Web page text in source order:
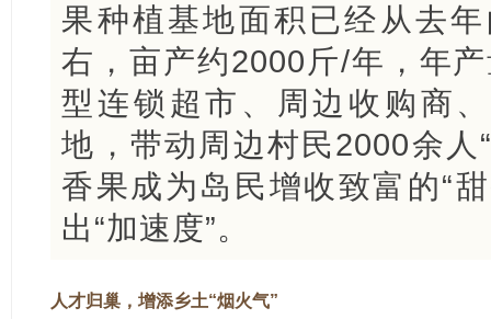
果种植基地面积已经从去
右，亩产约2000斤/年，年
型连锁超市、周边收购商
地，带动周边村民2000余人
香果成为岛民增收致富的“
出“加速度”。
人才归巢，增添乡土“烟火气”